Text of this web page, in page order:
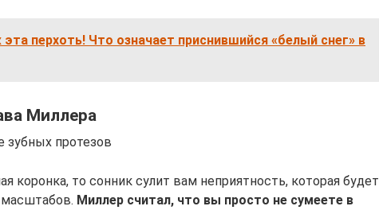
перхоть! Что означает приснившийся «белый снег» в
Миллера
зубных протезов
коронка, то сонник сулит вам неприятность, которая будет
Миллер считал, что вы просто не сумеете в